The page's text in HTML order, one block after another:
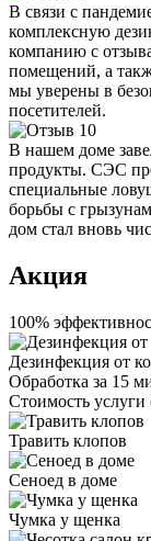
В связи с
комплексную
компанию с
помещений, а
мы уверены в
посетителей.
В нашем доме
продукты. СЭС
специальные
борьбы с
дом стал вновь
Акция
100%
Дезинфекция от
Обработка за 15
Стоимость услуги
Травить клопов
Сеноед в доме
Чумка у щенка